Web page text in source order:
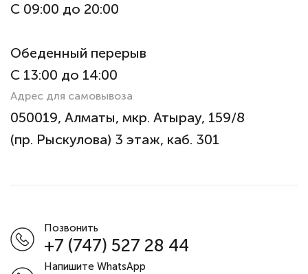
С 09:00 до 20:00
Обеденный перерыв
С 13:00 до 14:00
Адрес для самовывоза
050019, Алматы, мкр. Атырау, 159/8
(пр. Рыскулова) 3 этаж, каб. 301
Позвонить
+7 (747) 527 28 44
Напишите WhatsApp